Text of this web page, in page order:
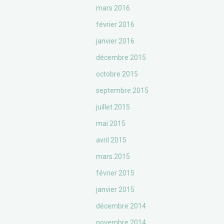
mars 2016
février 2016
janvier 2016
décembre 2015
octobre 2015
septembre 2015
juillet 2015
mai 2015
avril 2015
mars 2015
février 2015
janvier 2015
décembre 2014